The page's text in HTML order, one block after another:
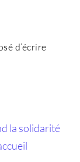
d’écrire